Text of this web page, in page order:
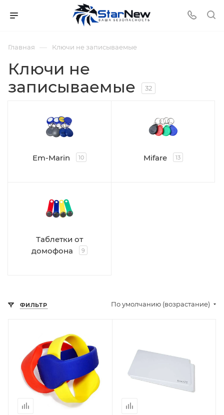
Главная — Ключи не записываемые
Ключи не
записываемые
32
Em-Marin 10 Mifare 13
Таблетки от
домофона
9
ФИЛЬТР По умолчанию (возрастание)